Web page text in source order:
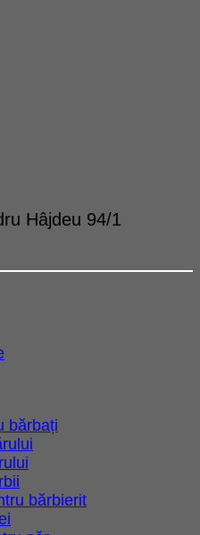
Hâjdeu 94/1
bărbați
bărbierit